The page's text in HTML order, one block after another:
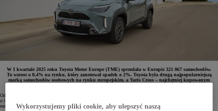
W I kwartale 2025 roku Toyota Motor Europe (TME) sprzedała w Europie 321 067 samochodów.
To wzrost o 0,4% na rynku, który zanotował spadek o 2%. Toyota była drugą najpopularniejszą
marką samochodów osobowych na rynku europejskim, a Yaris Cross – najchętniej kupowanym
Od stycznia do marca 2025 roku Toyota Motor Europe (TME) sprzedała 321 067 samochodów. Był to wynik
o 0,4% lepszym niż w analogicznym okresie roku ubiegłego. Warto odnotować, że w tym samym czasie
europejski rynek samochodów osobowych zanotował spadek o 2%.
Wykorzystujemy pliki cookie, aby ulepszyć naszą